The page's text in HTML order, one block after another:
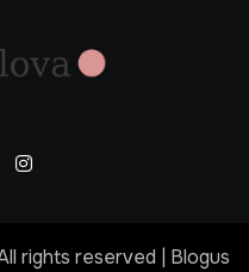
rights reserved
Blogus